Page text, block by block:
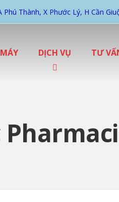
Phú Thành, X Phước Lý, H Cần
DỊCH VỤ TƯ